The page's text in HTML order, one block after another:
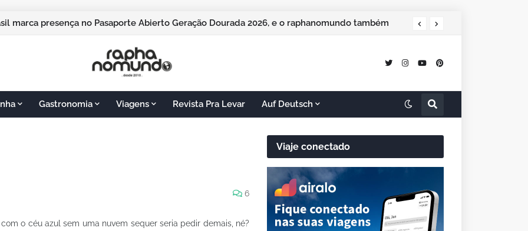
do Jordão vai sediar o Pasaporte Abierto 2026 com edição especial de Natal
Gastronomia Viagens Revista Pra Levar Auf Deutsch
6
o céu azul sem uma nuvem sequer seria pedir demais, né?
Viaje conectado